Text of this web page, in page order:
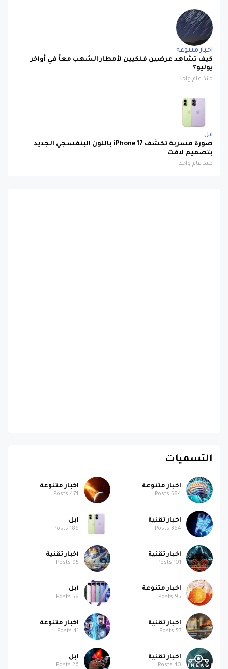
اخبار متنوعة
كيف تشاهد عرضين فلكيين لأمطار الشهب معاً في أواخر
يوليو؟
منذ عام واحد
ابل
صورة مسربة تكشف iPhone 17 باللون البنفسجي الجديد
بتصميم لافت
منذ عام واحد
التسميات
اخبار متنوعة
584
اخبار متنوعة
474
اخبار تقنية
364
ابل
186
اخبار تقنية
101
اخبار تقنية
95
اخبار متنوعة
95
ابل
58
اخبار تقنية
57
اخبار متنوعة
41
اخبار تقنية
40
ابل
26